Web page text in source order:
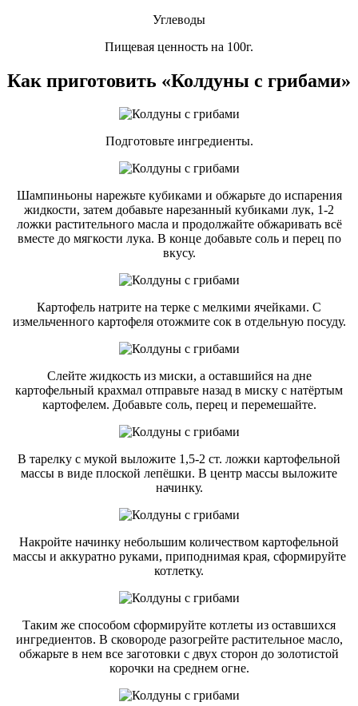
Углеводы
Пищевая ценность на 100г.
Как приготовить «Колдуны с грибами»
Подготовьте ингредиенты.
Шампиньоны нарежьте кубиками и обжарьте до испарения
жидкости, затем добавьте нарезанный кубиками лук, 1-2
ложки растительного масла и продолжайте обжаривать всё
вместе до мягкости лука. В конце добавьте соль и перец по
вкусу.
Картофель натрите на терке с мелкими ячейками. С
измельченного картофеля отожмите сок в отдельную посуду.
Слейте жидкость из миски, а оставшийся на дне
картофельный крахмал отправьте назад в миску с натёртым
картофелем. Добавьте соль, перец и перемешайте.
В тарелку с мукой выложите 1,5-2 ст. ложки картофельной
массы в виде плоской лепёшки. В центр массы выложите
начинку.
Накройте начинку небольшим количеством картофельной
массы и аккуратно руками, приподнимая края, сформируйте
котлетку.
Таким же способом сформируйте котлеты из оставшихся
ингредиентов. В сковороде разогрейте растительное масло,
обжарьте в нем все заготовки с двух сторон до золотистой
корочки на среднем огне.